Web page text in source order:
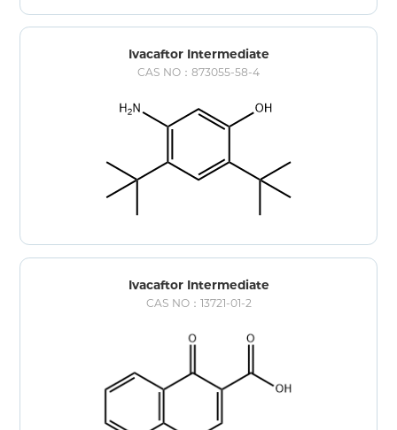
Ivacaftor Intermediate
CAS NO：873055-58-4
Ivacaftor Intermediate
CAS NO：13721-01-2